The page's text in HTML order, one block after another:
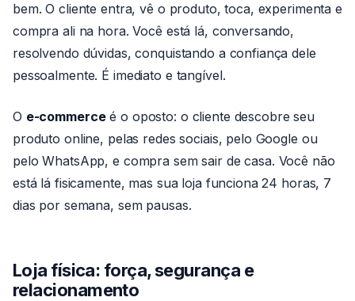
bem. O cliente entra, vê o produto, toca, experimenta e
compra ali na hora. Você está lá, conversando,
resolvendo dúvidas, conquistando a confiança dele
pessoalmente. É imediato e tangível.
O e-commerceé o oposto: o cliente descobre seu
produto online, pelas redes sociais, pelo Google ou
pelo WhatsApp, e compra sem sair de casa. Você não
está lá fisicamente, mas sua loja funciona 24 horas, 7
dias por semana, sem pausas.
Loja física: força, segurança e
relacionamento